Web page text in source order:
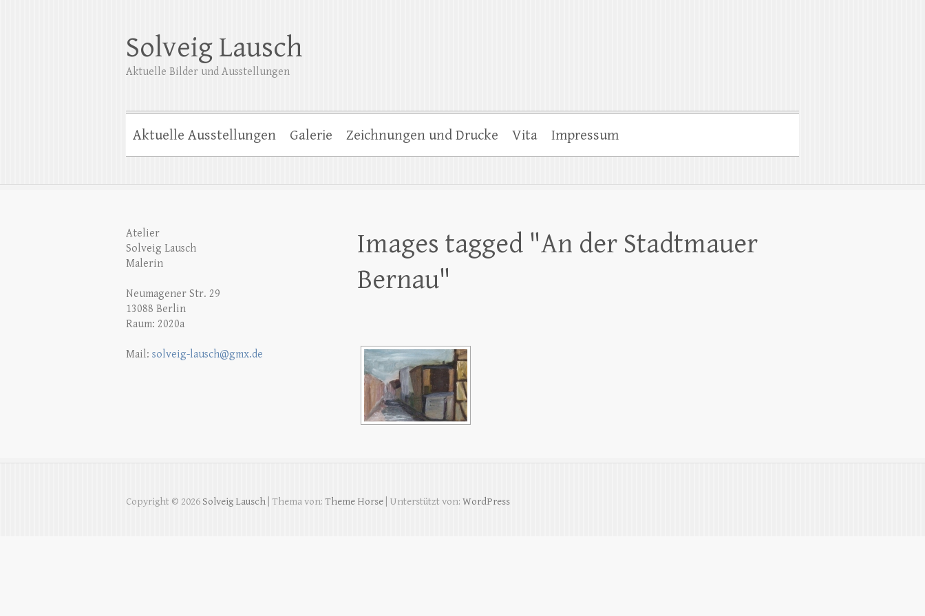
Solveig Lausch
Aktuelle Bilder und Ausstellungen
Aktuelle Ausstellungen Galerie Zeichnungen und Drucke Vita Impressum
Images tagged "An der Stadtmauer
Bernau"
Atelier
Solveig Lausch
Malerin
Neumagener Str. 29
13088 Berlin
Raum: 2020a
Mail: solveig-lausch@gmx.de
Copyright © 2026 Solveig Lausch | Thema von: Theme Horse | Unterstützt von: WordPress